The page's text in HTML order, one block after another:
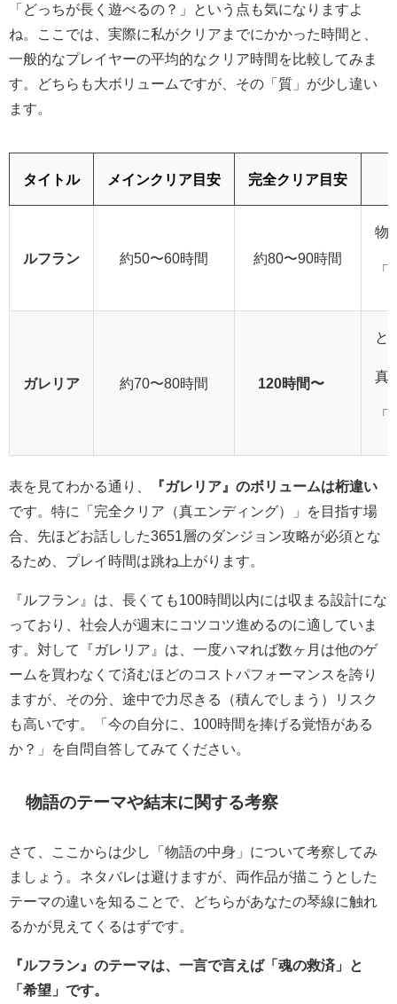
「どっちが長く遊べるの？」という点も気になりますよ
ね。ここでは、実際に私がクリアまでにかかった時間と、
一般的なプレイヤーの平均的なクリア時間を比較してみま
す。どちらも大ボリュームですが、その「質」が少し違い
ます。
タイトル メインクリア目安 完全クリア目安
ルフラン 約50〜60時間 約80〜90時間
物
ガレリア 約70〜80時間 120時間〜∞
と
真
表を見てわかる通り、
『ガレリア』のボリュームは桁違い
です。特に「完全クリア（真エンディング）」を目指す場
合、先ほどお話しした3651層のダンジョン攻略が必須とな
るため、プレイ時間は跳ね上がります。
『ルフラン』は、長くても100時間以内には収まる設計にな
っており、社会人が週末にコツコツ進めるのに適していま
す。対して『ガレリア』は、一度ハマれば数ヶ月は他のゲ
ームを買わなくて済むほどのコストパフォーマンスを誇り
ますが、その分、途中で力尽きる（積んでしまう）リスク
も高いです。「今の自分に、100時間を捧げる覚悟がある
か？」を自問自答してみてください。
物語のテーマや結末に関する考察
さて、ここからは少し「物語の中身」について考察してみ
ましょう。ネタバレは避けますが、両作品が描こうとした
テーマの違いを知ることで、どちらがあなたの琴線に触れ
るかが見えてくるはずです。
『ルフラン』のテーマは、一言で言えば「魂の救済」と
「希望」です。